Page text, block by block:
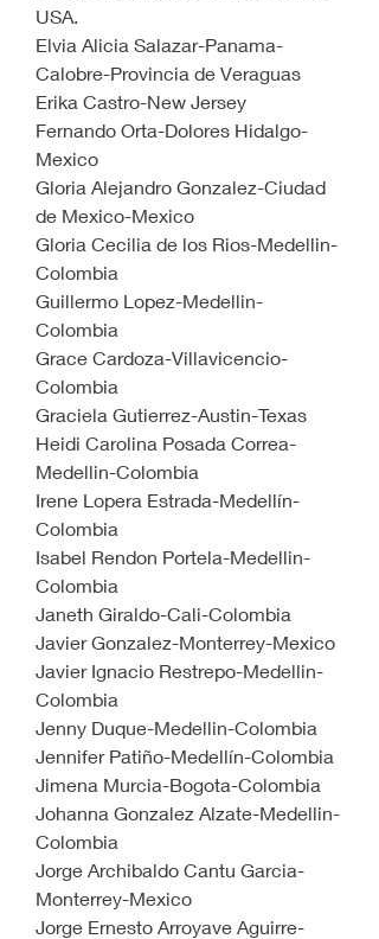
USA.
Elvia Alicia Salazar-Panama-
Calobre-Provincia de Veraguas
Erika Castro-New Jersey
Fernando Orta-Dolores Hidalgo-
Mexico
Gloria Alejandro Gonzalez-Ciudad
de Mexico-Mexico
Gloria Cecilia de los Rios-Medellin-
Colombia
Guillermo Lopez-Medellin-
Colombia
Grace Cardoza-Villavicencio-
Colombia
Graciela Gutierrez-Austin-Texas
Heidi Carolina Posada Correa-
Medellin-Colombia
Irene Lopera Estrada-Medellín-
Colombia
Isabel Rendon Portela-Medellin-
Colombia
Janeth Giraldo-Cali-Colombia
Javier Gonzalez-Monterrey-Mexico
Javier Ignacio Restrepo-Medellin-
Colombia
Jenny Duque-Medellin-Colombia
Jennifer Patiño-Medellín-Colombia
Jimena Murcia-Bogota-Colombia
Johanna Gonzalez Alzate-Medellin-
Colombia
Jorge Archibaldo Cantu Garcia-
Monterrey-Mexico
Jorge Ernesto Arroyave Aguirre-